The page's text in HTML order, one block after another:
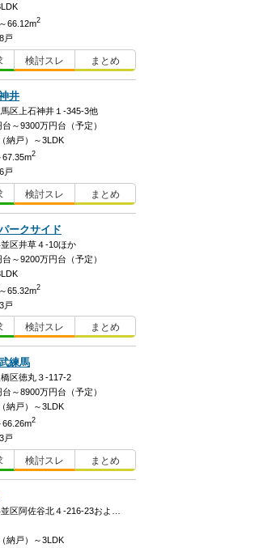
～66.12m2
戸
検討スレ まとめ
井
区上石神井１-345-3他
～9300万円台（予定）
納戸）～3LDK
67.35m2
戸
検討スレ まとめ
ークサイド
区井草４-10ほか
～9200万円台（予定）
～65.32m2
戸
検討スレ まとめ
練馬
区徳丸３-117-2
～8900万円台（予定）
納戸）～3LDK
66.26m2
戸
検討スレ まとめ
納戸）～3LDK